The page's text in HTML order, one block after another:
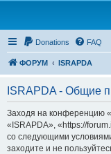
Donations FAQ
ФОРУМ ISRAPDA
ISRAPDA - Общие
Заходя на конференцию
«ISRAPDA», «https://
со следующими
заходите и не